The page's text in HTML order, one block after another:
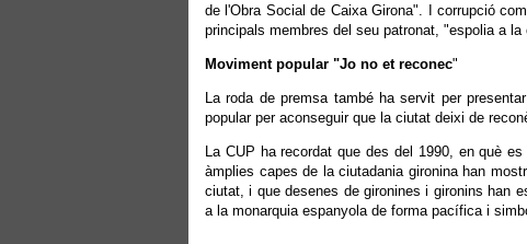
de l'Obra Social de Caixa Girona". I corrupció
principals membres del seu patronat, "espolia a
Moviment popular "Jo no et reconec"
La roda de premsa també ha servit per
popular per aconseguir que la ciutat deixi de
La CUP ha recordat que des del 1990, en què
àmplies capes de la ciutadania gironina han
ciutat, i que desenes de gironines i gironins han
a la monarquia espanyola de forma pacífica i